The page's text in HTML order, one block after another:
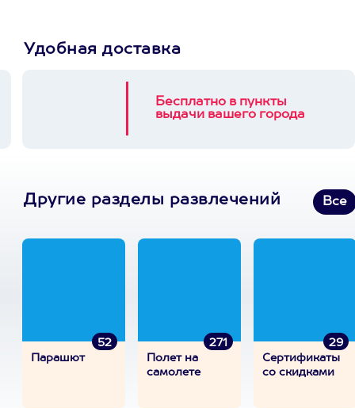
Удобная доставка
Бесплатно в пункты
выдачи вашего города
Другие разделы развлечений Все
52
Парашют
271
Полет на
самолете
29
Сертификаты
со скидками